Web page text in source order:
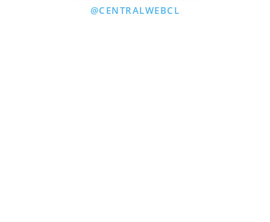
@CENTRALWEBCL